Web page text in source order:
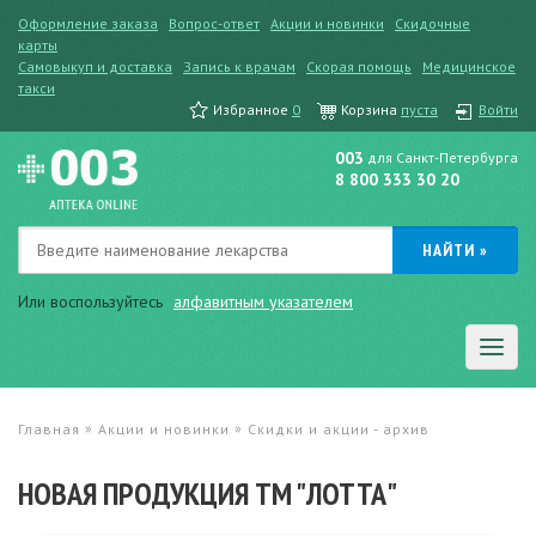
Оформление заказа Вопрос-ответ Акции и новинки
Скидочные
карты
Самовыкуп и доставка
Запись к врачам Скорая помощь
Медицинское
такси
Избранное 0 Корзина пуста Войти
Или воспользуйтесь алфавитным указателем
003 для Санкт-Петербурга
8 800 333 30 20
Главная » Акции и новинки » Скидки и акции - архив
НОВАЯ ПРОДУКЦИЯ ТМ "ЛОТТА"